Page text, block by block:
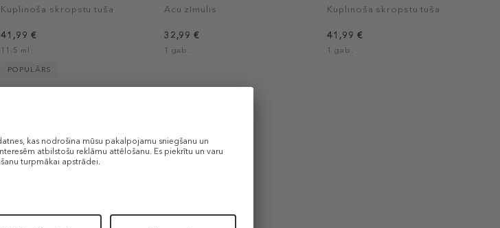
Kuplinoša skropstu tuša
41,99 €
11.5 ml
POPULĀRS
Acu zīmulis
32,99 €
1 gab.
Kuplinoša skropstu tuša
41,99 €
1 gab.